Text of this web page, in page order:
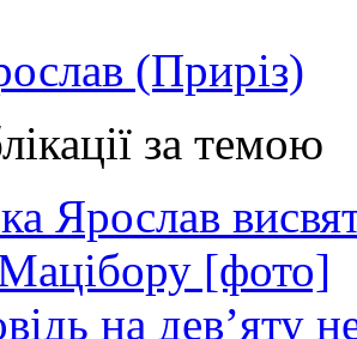
(Приріз)
за темою
Ярослав
[фото]
на дев’яту